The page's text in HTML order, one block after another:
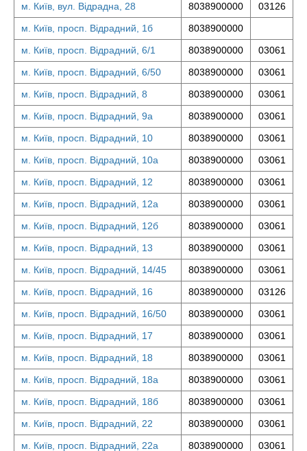
м. Київ, вул. Відрадна, 28
8038900000
03126
м. Київ, просп. Відрадний, 1б
8038900000
м. Київ, просп. Відрадний, 6/1
8038900000
03061
м. Київ, просп. Відрадний, 6/50
8038900000
03061
м. Київ, просп. Відрадний, 8
8038900000
03061
м. Київ, просп. Відрадний, 9а
8038900000
03061
м. Київ, просп. Відрадний, 10
8038900000
03061
м. Київ, просп. Відрадний, 10а
8038900000
03061
м. Київ, просп. Відрадний, 12
8038900000
03061
м. Київ, просп. Відрадний, 12а
8038900000
03061
м. Київ, просп. Відрадний, 12б
8038900000
03061
м. Київ, просп. Відрадний, 13
8038900000
03061
м. Київ, просп. Відрадний, 14/45
8038900000
03061
м. Київ, просп. Відрадний, 16
8038900000
03126
м. Київ, просп. Відрадний, 16/50
8038900000
03061
м. Київ, просп. Відрадний, 17
8038900000
03061
м. Київ, просп. Відрадний, 18
8038900000
03061
м. Київ, просп. Відрадний, 18а
8038900000
03061
м. Київ, просп. Відрадний, 18б
8038900000
03061
м. Київ, просп. Відрадний, 22
8038900000
03061
м. Київ, просп. Відрадний, 22а
8038900000 03061